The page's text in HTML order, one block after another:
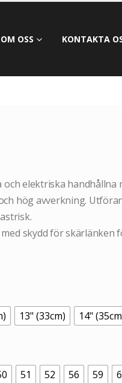
OM OSS KONTAKTA
elektriska handhållna
hög avverkning.
skydd för skärlänken
13" (33cm) 14"
51 52 56 59